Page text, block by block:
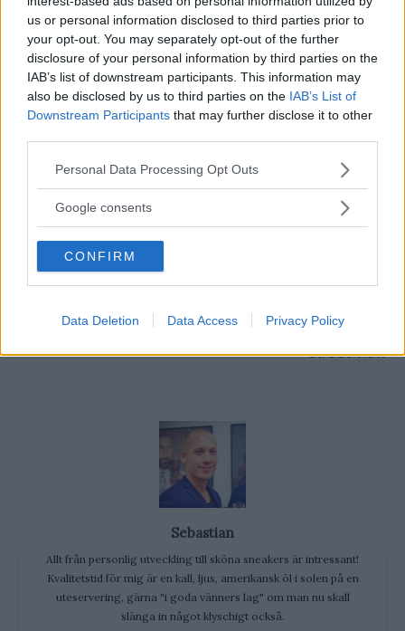
us or personal information disclosed to third parties prior to
your opt-out. You may separately opt-out of the further
disclosure of your personal information by third parties on the
IAB’s list of downstream participants. This information may
also be disclosed by us to third parties on the IAB’s List of
Downstream Participants that may further disclose it to other
Please note that this website/app uses one or more Google
not limited to your visit or usage behaviour. You may click to
use your data for below specified purposes in below Google
consent section.
Personal Data Processing Opt Outs
Google consents
CONFIRM
Data Deletion Data Access Privacy Policy
Canary har en mängd olika sensorer, bland annat
fuktsensorer som känner av eventuella läckage i
hemmet
Föregående artikel
Netflix lägger äntligen till
Nästa artikel
Upptäck Stora
Barriärrevet i Google
Street View
Sebastian
Allt från personlig utveckling till sköna sneakers är intressant!
Kvalitetstid för mig är en kall, ljus, amerikansk öl i solen på en
uteservering, gärna "i goda vänners lag" om man nu skall
slänga in något klyschigt också.